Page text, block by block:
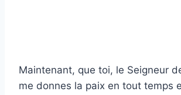
Maintenant, que toi, le Seigneur
me donnes la paix en tout temps